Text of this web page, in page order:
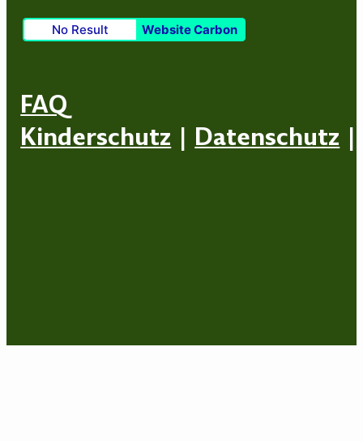
No Result Website Carbon
FAQ
Kinderschutz | Datenschutz |